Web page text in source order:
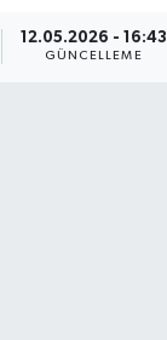
12.05.2026 - 16:43
GÜNCELLEME